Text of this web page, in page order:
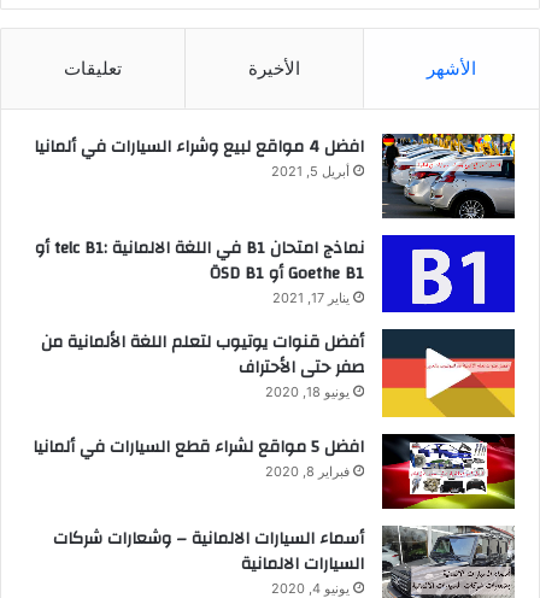
الأشهر الأخيرة تعليقات
افضل 4 مواقع لبيع وشراء السيارات في ألمانيا
أبريل 5, 2021
نماذج امتحان B1 في اللغة الالمانية :telc B1 أو
Goethe B1 أو ÖSD B1
يناير 17, 2021
أفضل قنوات يوتيوب لتعلم اللغة الألمانية من
صفر حتى الأحتراف
يونيو 18, 2020
افضل 5 مواقع لشراء قطع السيارات في ألمانيا
فبراير 8, 2020
أسماء السيارات الالمانية – وشعارات شركات
السيارات الالمانية
يونيو 4, 2020